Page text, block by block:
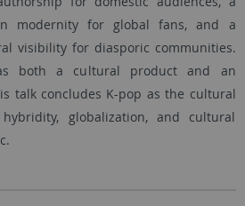
modernity for global fans, and a
visibility for diasporic communities.
both a cultural product and an
talk concludes K-pop as the cultural
globalization, and cultural